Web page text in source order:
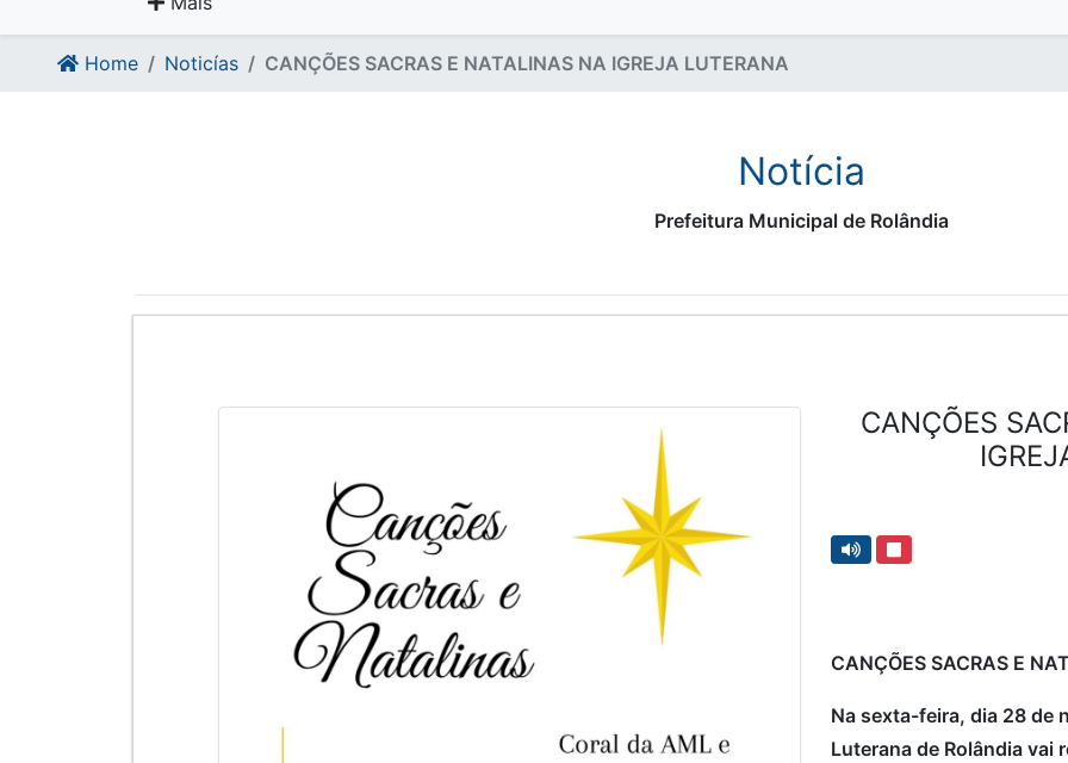
Home Noticías CANÇÕES SACRAS E NATALINAS NA IGREJA LUTERANA
Notícia
Prefeitura Municipal de Rolândia
CANÇÕES
CANÇÕES SACRAS E
Na sexta-feira, dia 28 de
Luterana de Rolândia vai